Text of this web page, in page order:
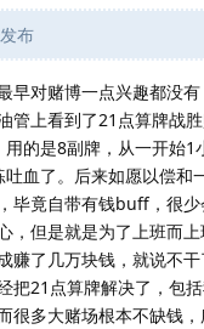
布
早对赌博一点兴趣都没
管上看到了21点算牌战
的是8副牌，从一开始
血了。后来如愿以偿
毕竟自带有钱buff，很
，但是就是为了上班而
赚了几万块钱，就说不
把21点算牌解决了，包
很多大赌场根本不缺钱